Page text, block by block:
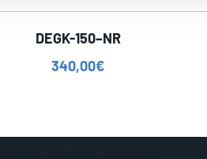
DEGK-150–NR
340,00€